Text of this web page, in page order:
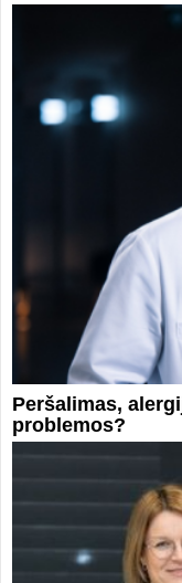
Peršalimas,
problemos?